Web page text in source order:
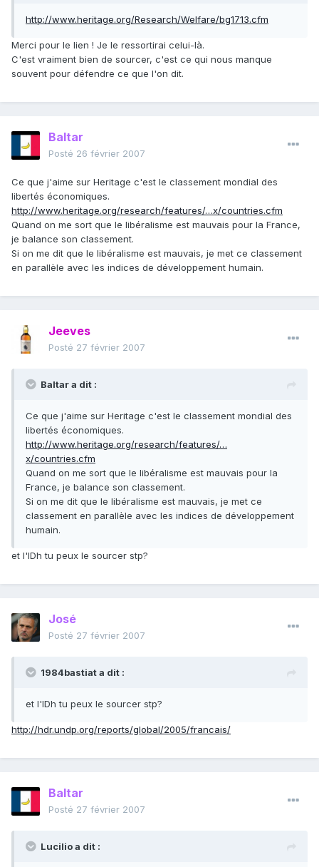
http://www.heritage.org/Research/Welfare/bg1713.cfm
Merci pour le lien ! Je le ressortirai celui-là.
C'est vraiment bien de sourcer, c'est ce qui nous manque
souvent pour défendre ce que l'on dit.
Baltar
Posté 26 février 2007
Ce que j'aime sur Heritage c'est le classement mondial des
libertés économiques.
http://www.heritage.org/research/features/…x/countries.cfm
Quand on me sort que le libéralisme est mauvais pour la France,
je balance son classement.
Si on me dit que le libéralisme est mauvais, je met ce classement
en parallèle avec les indices de développement humain.
Jeeves
Posté 27 février 2007
Baltar a dit :
Ce que j'aime sur Heritage c'est le classement mondial des
libertés économiques.
http://www.heritage.org/research/features/…
x/countries.cfm
Quand on me sort que le libéralisme est mauvais pour la
France, je balance son classement.
Si on me dit que le libéralisme est mauvais, je met ce
classement en parallèle avec les indices de développement
humain.
et l'IDh tu peux le sourcer stp?
José
Posté 27 février 2007
1984bastiat a dit :
et l'IDh tu peux le sourcer stp?
http://hdr.undp.org/reports/global/2005/francais/
Baltar
Posté 27 février 2007
Lucilio a dit :